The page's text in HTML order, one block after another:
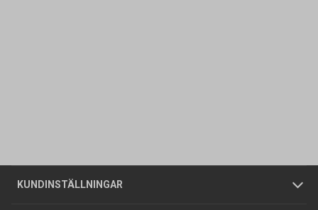
KUNDINSTÄLLNINGAR
Företagskund / Privatkund
Allmänna försäljningsvillkor
Butiker
Om oss